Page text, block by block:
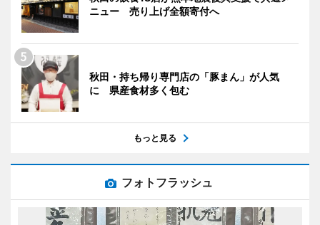
ニュー 売り上げ全額寄付へ
秋田・持ち帰り専門店の「豚まん」が人気
に 県産食材多く包む
もっと見る
フォトフラッシュ